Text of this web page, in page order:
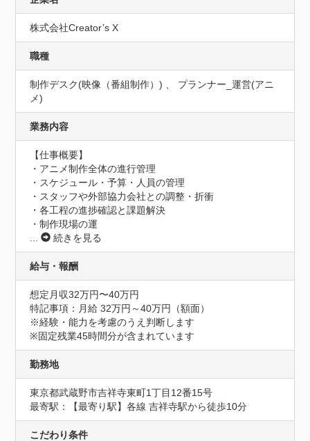
株式会社Creator’s X
職種
制作デスク(映像（番組制作）) 、 プランナー_運営(アニ
メ)
業務内容
【仕事概要】
・アニメ制作全体の進行管理
・スケジュール・予算・人員の管理
・スタッフや外部協力会社との調整・折衝
・各工程の進捗確認と課題解決
・制作現場の運
...
続きを見る
給与・報酬
想定月収32万円〜40万円
特記事項：月給 32万円～40万円（額面）
※経験・能力を考慮のうえ判断します
※固定残業45時間分が含まれています
勤務地
東京都武蔵野市吉祥寺東町1丁目12番15号
最寄駅：【最寄り駅】各線 吉祥寺駅から徒歩10分
こだわり条件